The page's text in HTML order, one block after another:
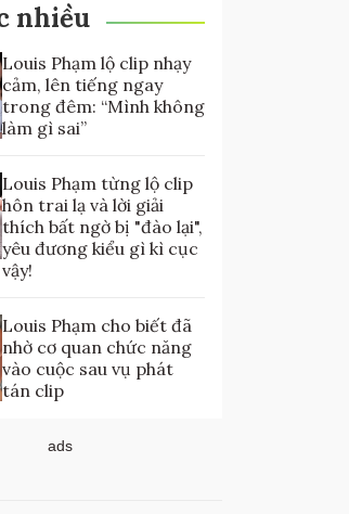
nhiều
Louis Phạm lộ clip nhạy
cảm, lên tiếng ngay
trong đêm: “Mình không
làm gì sai”
Louis Phạm từng lộ clip
hôn trai lạ và lời giải
thích bất ngờ bị "đào lại",
yêu đương kiểu gì kì cục
vậy!
Louis Phạm cho biết đã
nhờ cơ quan chức năng
vào cuộc sau vụ phát
tán clip
ads